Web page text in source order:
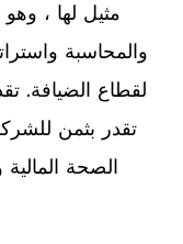
مثيل لها ،
والمحاسبة
لقطاع الضيافة.
تقدر بثمن
الصحة